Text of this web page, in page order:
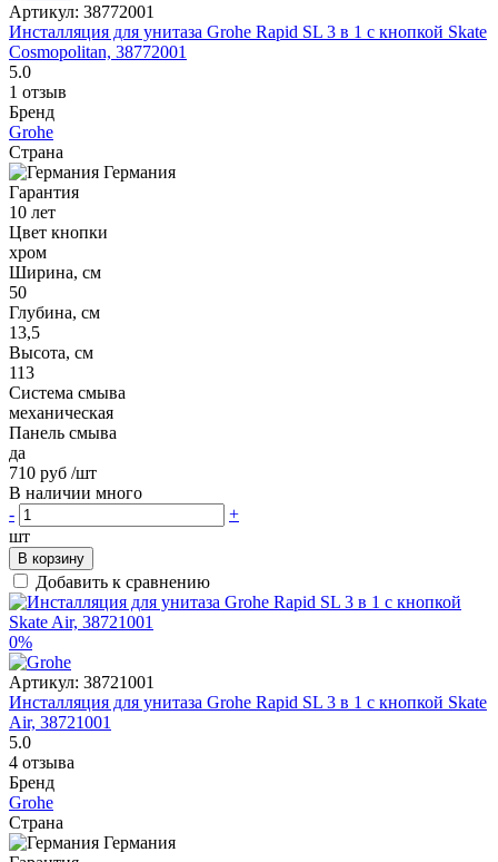
Артикул: 38772001
Инсталляция для унитаза Grohe Rapid SL 3 в 1 с кнопкой Skate
Cosmopolitan, 38772001
5.0
1 отзыв
Бренд
Grohe
Страна
Германия
Гарантия
10 лет
Цвет кнопки
хром
Ширина, см
50
Глубина, см
13,5
Высота, см
113
Система смыва
механическая
Панель смыва
да
710 руб /шт
В наличии много
-
+
шт
В корзину
Добавить к сравнению
0%
Артикул: 38721001
Инсталляция для унитаза Grohe Rapid SL 3 в 1 с кнопкой Skate
Air, 38721001
5.0
4 отзыва
Бренд
Grohe
Страна
Германия